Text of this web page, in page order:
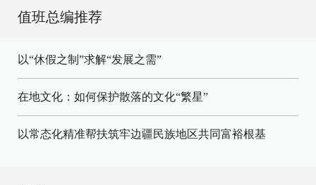
值班总编推荐
以“休假之制”求解“发展之需”
在地文化：如何保护散落的文化“繁星”
以常态化精准帮扶筑牢边疆民族地区共同富裕根基